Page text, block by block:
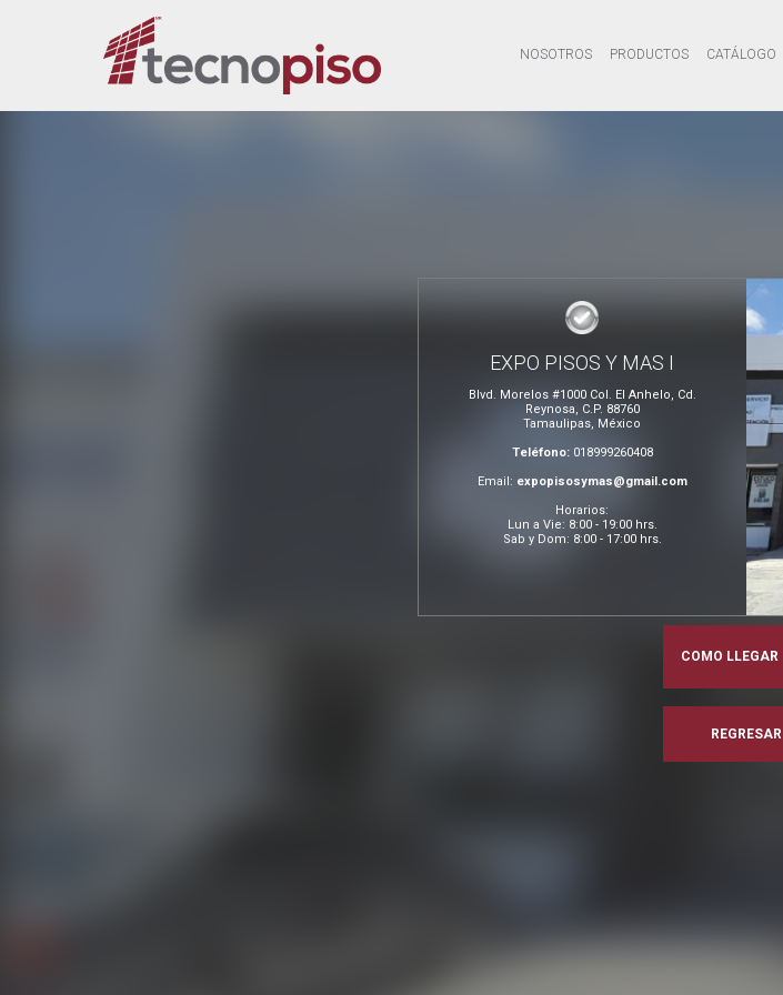
NOSOTROS PRODUCTOS CATÁLOGO
EXPO PISOS Y MAS I
Blvd. Morelos #1000 Col. El Anhelo, Cd.
Reynosa, C.P. 88760
Tamaulipas, México
Teléfono: 018999260408
Email: expopisosymas@gmail.com
Horarios:
Lun a Vie: 8:00 - 19:00 hrs.
Sab y Dom: 8:00 - 17:00 hrs.
COMO LLEGAR
REGRESAR